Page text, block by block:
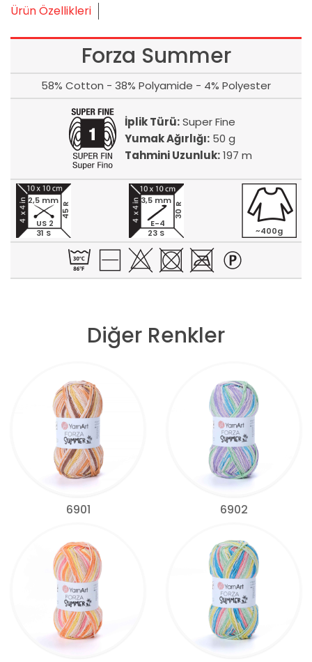
Ürün Özellikleri
Forza Summer
58% Cotton - 38% Polyamide - 4% Polyester
İplik Türü:Super Fine
Yumak Ağırlığı:50 g
Tahmini Uzunluk:197 m
31 S
45 R
2,5 mm
US 2
23 S
30 R
3,5 mm
E-4
~400g
Diğer Renkler
6901 6902